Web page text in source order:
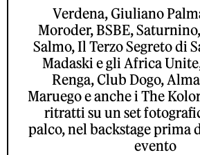
Verdena, Giuliano
Moroder, BSBE,
Salmo, Il Terzo Segreto di
Madaski e gli Africa
Renga, Club Dogo,
Maruego e anche i The
ritratti su un set
palco, nel backstage prima
evento